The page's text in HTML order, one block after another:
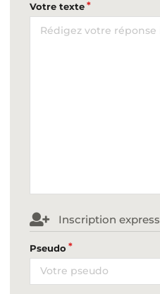
Votre texte
Inscription express
Pseudo